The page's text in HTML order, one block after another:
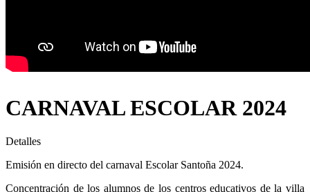
CARNAVAL ESCOLAR 2024
Detalles
Emisión en directo del carnaval Escolar Santoña 2024.
Concentración de los alumnos de los centros educativos de la villa